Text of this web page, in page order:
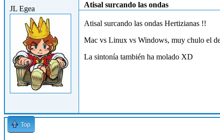
JL Egea Atisal surcando las ondas
Atisal surcando las ondas Hertizianas !!
Mac vs Linux vs Windows, muy chulo el
La sintonía también ha molado XD
Top